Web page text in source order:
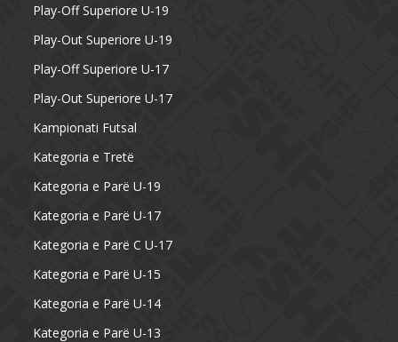
Play-Off Superiore U-19
Play-Out Superiore U-19
Play-Off Superiore U-17
Play-Out Superiore U-17
Kampionati Futsal
Kategoria e Tretë
Kategoria e Parë U-19
Kategoria e Parë U-17
Kategoria e Parë C U-17
Kategoria e Parë U-15
Kategoria e Parë U-14
Kategoria e Parë U-13